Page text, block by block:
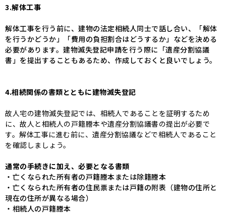
3.解体工事
解体工事を行う前に、建物の法定相続人同士で話し合い、「解体
を行うかどうか」「費用の負担割合はどうするか」などを決める
必要があります。建物滅失登記申請を行う際に「遺産分割協議
書」を提出することもあるため、作成しておくと良いでしょう。
4.相続関係の書類とともに建物滅失登記
故人宅の建物滅失登記では、相続人であることを証明するため
に、故人と相続人の戸籍謄本や遺産分割協議書の提出が必要で
す。解体工事に進む前に、遺産分割協議などで相続人であること
を確認しましょう。
通常の手続きに加え、必要となる書類
・亡くなられた所有者の戸籍謄本または除籍謄本
・亡くなられた所有者の住民票または戸籍の附表（建物の住所と
現在の住所が異なる場合）
・相続人の戸籍謄本